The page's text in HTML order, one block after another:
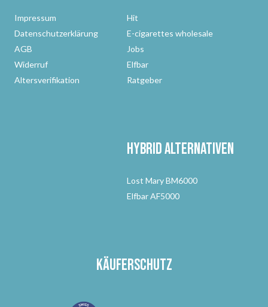
Impressum
Datenschutzerklärung
AGB
Widerruf
Altersverifikation
Hit
E-cigarettes wholesale
Jobs
Elfbar
Ratgeber
Hybrid Alternativen
Lost Mary BM6000
Elfbar AF5000
Käuferschutz